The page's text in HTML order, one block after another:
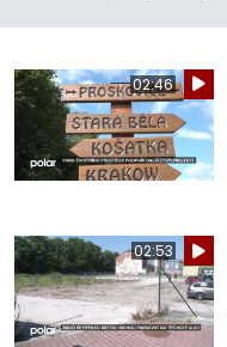
02:46
02:53